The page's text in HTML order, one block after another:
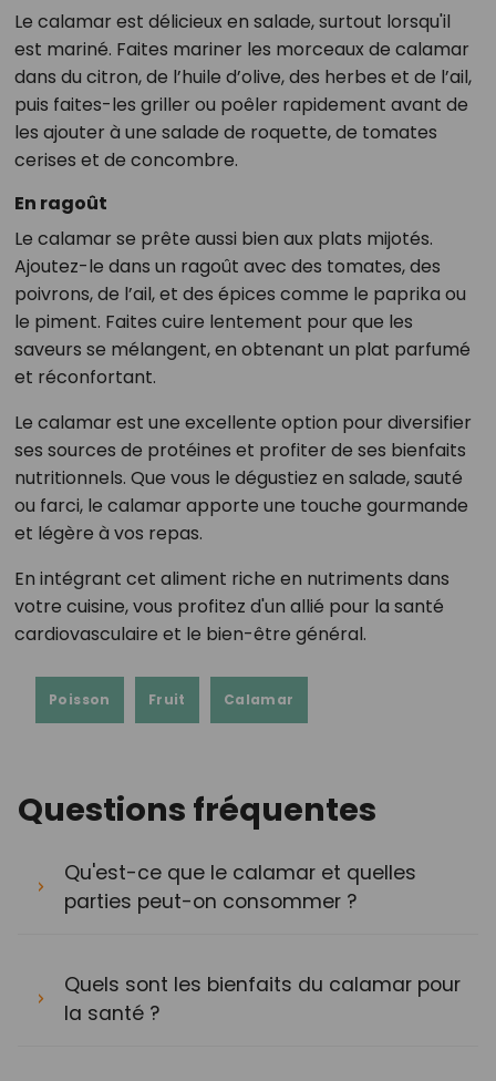
Le calamar est délicieux en salade, surtout lorsqu'il
est mariné. Faites mariner les morceaux de calamar
dans du citron, de l’huile d’olive, des herbes et de l’ail,
puis faites-les griller ou poêler rapidement avant de
les ajouter à une salade de roquette, de tomates
cerises et de concombre.
En ragoût
Le calamar se prête aussi bien aux plats mijotés.
Ajoutez-le dans un ragoût avec des tomates, des
poivrons, de l’ail, et des épices comme le paprika ou
le piment. Faites cuire lentement pour que les
saveurs se mélangent, en obtenant un plat parfumé
et réconfortant.
Le calamar est une excellente option pour diversifier
ses sources de protéines et profiter de ses bienfaits
nutritionnels. Que vous le dégustiez en salade, sauté
ou farci, le calamar apporte une touche gourmande
et légère à vos repas.
En intégrant cet aliment riche en nutriments dans
votre cuisine, vous profitez d'un allié pour la santé
cardiovasculaire et le bien-être général.
Poisson Fruit Calamar
Questions fréquentes
Qu'est-ce que le calamar et quelles
parties peut-on consommer ?
Quels sont les bienfaits du calamar pour
la santé ?